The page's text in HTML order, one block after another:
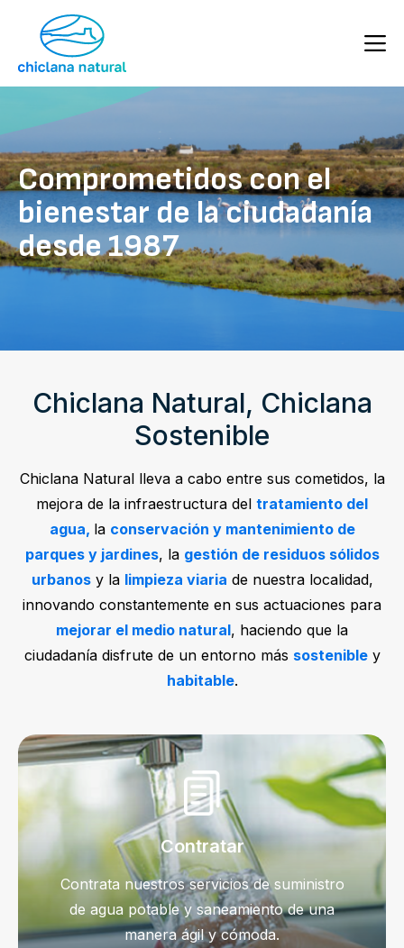
Comprometidos con el
bienestar de la ciudadanía
desde 1987
Chiclana Natural, Chiclana
Sostenible
Chiclana Natural lleva a cabo entre sus cometidos, la
mejora de la infraestructura del tratamiento del
agua, la conservación y mantenimiento de
parques y jardines, la gestión de residuos sólidos
urbanosy la limpieza viaria de nuestra localidad,
innovando constantemente en sus actuaciones para
mejorar el medio natural, haciendo que la
ciudadanía disfrute de un entorno más sostenibley
habitable.
Contratar
Contrata nuestros servicios de suministro
de agua potable y saneamiento de una
manera ágil y cómoda.